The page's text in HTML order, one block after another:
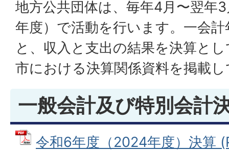
地方公共団体は、毎年4月〜翌年
年度）で活動を行います。一会
と、収入と支出の結果を決算と
市における決算関係資料を掲載
一般会計及び特別会計
令和6年度（2024年度）決算